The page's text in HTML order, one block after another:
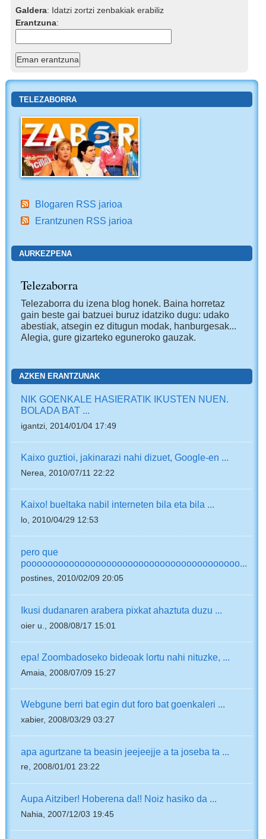
Galdera: Idatzi zortzi zenbakiak erabiliz
Erantzuna:
TELEZABORRA
Blogaren RSS jarioa
Erantzunen RSS jarioa
AURKEZPENA
Telezaborra
Telezaborra du izena blog honek. Baina horretaz
gain beste gai batzuei buruz idatziko dugu: udako
abestiak, atsegin ez ditugun modak, hanburgesak...
Alegia, gure gizarteko eguneroko gauzak.
AZKEN ERANTZUNAK
NIK GOENKALE HASIERATIK IKUSTEN NUEN.
BOLADA BAT ...
igantzi, 2014/01/04 17:49
Kaixo guztioi, jakinarazi nahi dizuet, Google-en ...
Nerea, 2010/07/11 22:22
Kaixo! bueltaka nabil interneten bila eta bila ...
lo, 2010/04/29 12:53
pero que
poooooooooooooooooooooooooooooooooooooooo...
postines, 2010/02/09 20:05
Ikusi dudanaren arabera pixkat ahaztuta duzu ...
oier u., 2008/08/17 15:01
epa! Zoombadoseko bideoak lortu nahi nituzke, ...
Amaia, 2008/07/09 15:27
Webgune berri bat egin dut foro bat goenkaleri ...
xabier, 2008/03/29 03:27
apa agurtzane ta beasin jeejeejje a ta joseba ta ...
re, 2008/01/01 23:22
Aupa Aitziber! Hoberena da!! Noiz hasiko da ...
Nahia, 2007/12/03 19:45